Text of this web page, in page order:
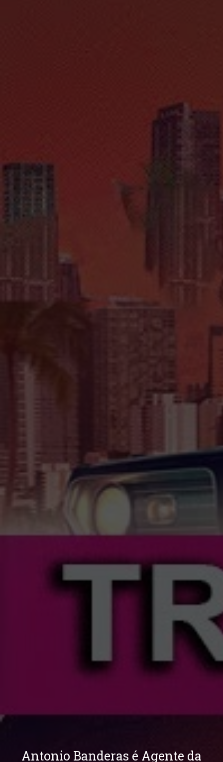
Antonio Banderas é Agente da